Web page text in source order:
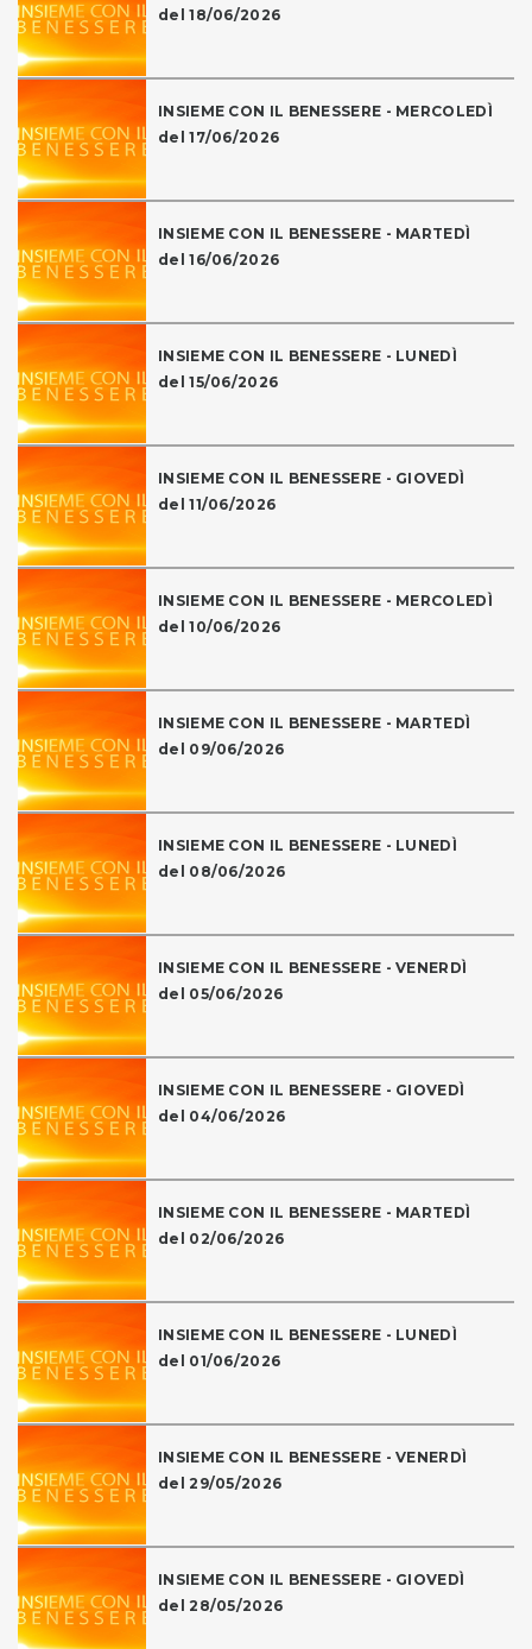
del 18/06/2026
INSIEME CON IL BENESSERE - MERCOLEDÌ
del 17/06/2026
INSIEME CON IL BENESSERE - MARTEDÌ
del 16/06/2026
INSIEME CON IL BENESSERE - LUNEDÌ
del 15/06/2026
INSIEME CON IL BENESSERE - GIOVEDÌ
del 11/06/2026
INSIEME CON IL BENESSERE - MERCOLEDÌ
del 10/06/2026
INSIEME CON IL BENESSERE - MARTEDÌ
del 09/06/2026
INSIEME CON IL BENESSERE - LUNEDÌ
del 08/06/2026
INSIEME CON IL BENESSERE - VENERDÌ
del 05/06/2026
INSIEME CON IL BENESSERE - GIOVEDÌ
del 04/06/2026
INSIEME CON IL BENESSERE - MARTEDÌ
del 02/06/2026
INSIEME CON IL BENESSERE - LUNEDÌ
del 01/06/2026
INSIEME CON IL BENESSERE - VENERDÌ
del 29/05/2026
INSIEME CON IL BENESSERE - GIOVEDÌ
del 28/05/2026